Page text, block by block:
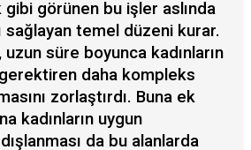
görünen bu işler aslında
sağlayan temel düzeni kurar.
süre boyunca kadınların
daha kompleks
zorlaştırdı. Buna ek
kadınların uygun
da bu alanlarda